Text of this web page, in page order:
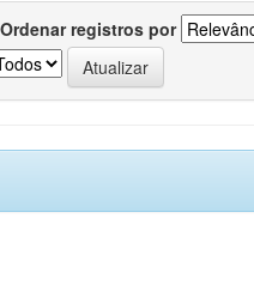
Ordenar registros por